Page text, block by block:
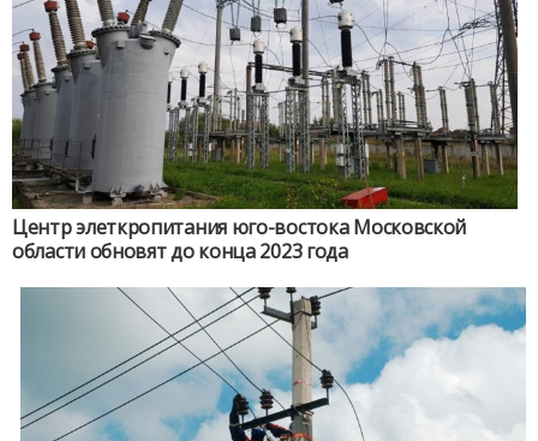
Центр элеткропитания юго-востока Московской
области обновят до конца 2023 года